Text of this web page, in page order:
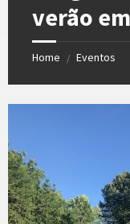
verão
Home / Eventos